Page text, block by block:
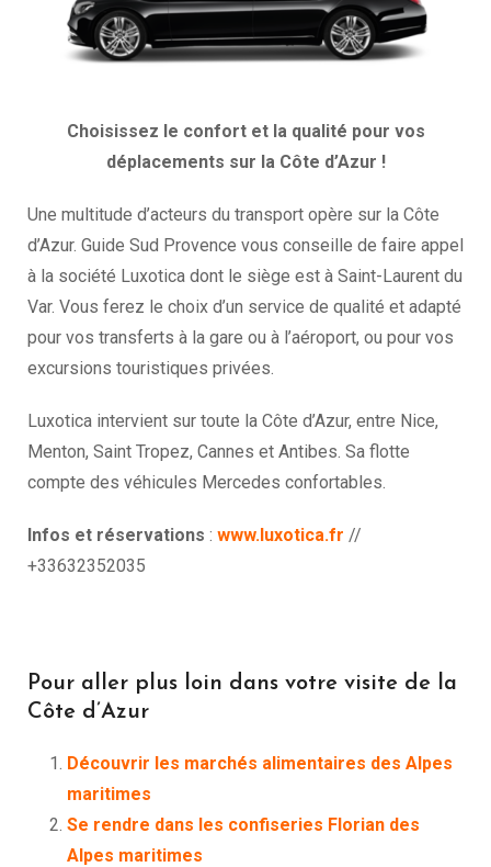
Choisissez le confort et la qualité pour vos
déplacements sur la Côte d’Azur !
Une multitude d’acteurs du transport opère sur la Côte
d’Azur. Guide Sud Provence vous conseille de faire appel
à la société Luxotica dont le siège est à Saint-Laurent du
Var. Vous ferez le choix d’un service de qualité et adapté
pour vos transferts à la gare ou à l’aéroport, ou pour vos
excursions touristiques privées.
Luxotica intervient sur toute la Côte d’Azur, entre Nice,
Menton, Saint Tropez, Cannes et Antibes. Sa flotte
compte des véhicules Mercedes confortables.
Infos et réservations : www.luxotica.fr //
+33632352035
Pour aller plus loin dans votre visite de la
Côte d’Azur
Découvrir les marchés alimentaires des Alpes
maritimes
Se rendre dans les confiseries Florian des
Alpes maritimes